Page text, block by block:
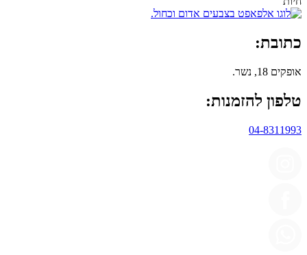
כתובת:
אופקים 18, נשר.
טלפון להזמנות:
04-8311993